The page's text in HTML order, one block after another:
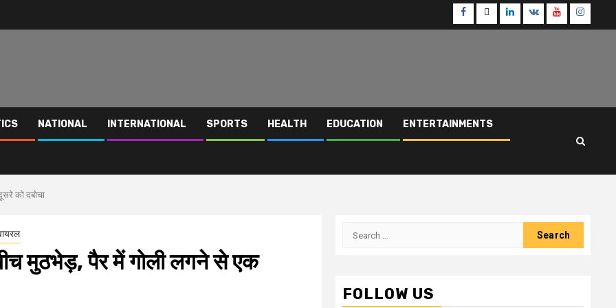
Facebook
TwitterLinkedin
VK Youtube
NATIONAL INTERNATIONAL SPORTS HEALTH EDUCATION ENTERTAINMENTS
को दबोचा
मुठभेड़, पैर में गोली लगने से एक
Search
FOLLOW US